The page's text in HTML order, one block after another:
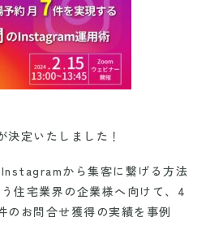
定いたしました！
から集客に繋げる方法
住宅業界の企業様へ向けて、4
のお問合せ獲得の実績を事例